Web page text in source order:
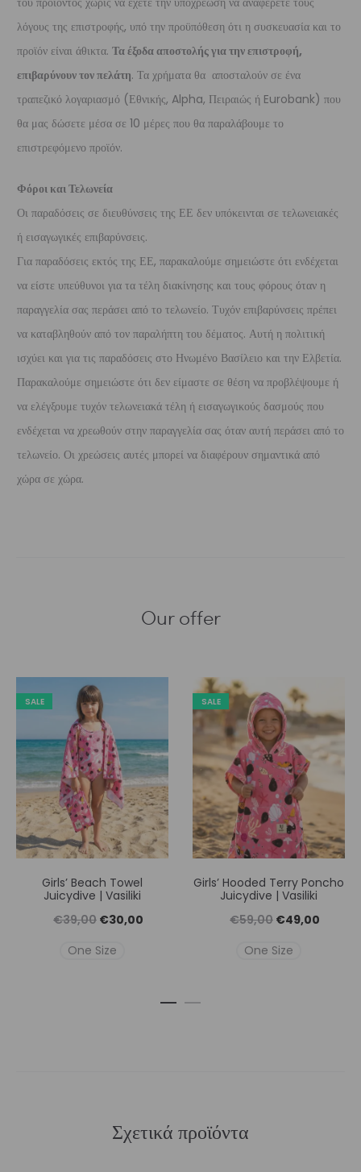
λόγους της επιστροφής, υπό την προϋπόθεση ότι η συσκευασία και το
προϊόν είναι άθικτα. Τα έξοδα αποστολής για την επιστροφή,
επιβαρύνουν τον πελάτη. Τα χρήματα θα αποσταλούν σε ένα
τραπεζικό λογαριασμό (Εθνικής, Alpha, Πειραιώς ή Eurobank) που
θα μας δώσετε μέσα σε 10 μέρες που θα παραλάβουμε το
επιστρεφόμενο προϊόν.
Φόροι και Τελωνεία
Οι παραδόσεις σε διευθύνσεις της ΕΕ δεν υπόκεινται σε τελωνειακές
ή εισαγωγικές επιβαρύνσεις.
Για παραδόσεις εκτός της ΕΕ, παρακαλούμε σημειώστε ότι ενδέχεται
να είστε υπεύθυνοι για τα τέλη διακίνησης και τους φόρους όταν η
παραγγελία σας περάσει από το τελωνείο. Τυχόν επιβαρύνσεις πρέπει
να καταβληθούν από τον παραλήπτη του δέματος. Αυτή η πολιτική
ισχύει και για τις παραδόσεις στο Ηνωμένο Βασίλειο και την Ελβετία.
Παρακαλούμε σημειώστε ότι δεν είμαστε σε θέση να προβλέψουμε ή
να ελέγξουμε τυχόν τελωνειακά τέλη ή εισαγωγικούς δασμούς που
ενδέχεται να χρεωθούν στην παραγγελία σας όταν αυτή περάσει από το
τελωνείο. Οι χρεώσεις αυτές μπορεί να διαφέρουν σημαντικά από
χώρα σε χώρα.
Our offer
SALE
Girls’ Beach Towel
Juicydive | Vasiliki
€39,00 Original
price
€30,00
One Size
SALE
Girls’ Hooded Terry Poncho
Juicydive | Vasiliki
€59,00 Original
price
€49,00
One Size
Σχετικά προϊόντα